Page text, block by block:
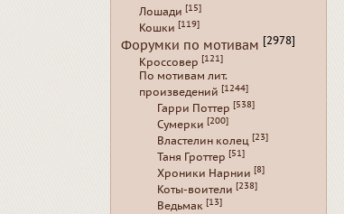
Лошади [15]
Кошки [119]
Форумки по мотивам [2978]
Кроссовер [121]
По мотивам лит.
произведений [1244]
Гарри Поттер [538]
Сумерки [200]
Властелин колец [23]
Таня Гроттер [51]
Хроники Нарнии [8]
Коты-воители [238]
Ведьмак [13]